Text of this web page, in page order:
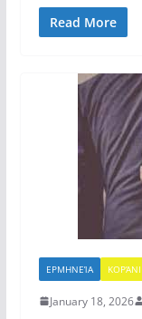
Read More
ΕΡΜΗΝΕΊΑ ΚΟΡΆΝΙ
January 18, 2026